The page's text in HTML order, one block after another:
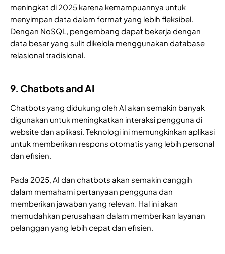
meningkat di 2025 karena kemampuannya untuk
menyimpan data dalam format yang lebih fleksibel.
Dengan NoSQL, pengembang dapat bekerja dengan
data besar yang sulit dikelola menggunakan database
relasional tradisional.
9. Chatbots and AI
Chatbots yang didukung oleh AI akan semakin banyak
digunakan untuk meningkatkan interaksi pengguna di
website dan aplikasi. Teknologi ini memungkinkan aplikasi
untuk memberikan respons otomatis yang lebih personal
dan efisien.
Pada 2025, AI dan chatbots akan semakin canggih
dalam memahami pertanyaan pengguna dan
memberikan jawaban yang relevan. Hal ini akan
memudahkan perusahaan dalam memberikan layanan
pelanggan yang lebih cepat dan efisien.